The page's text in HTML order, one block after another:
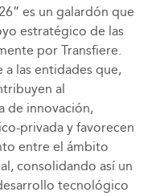
es un galardón que
estratégico de las
por Transfiere.
las entidades que,
al
de innovación,
privada y favorecen
entre el ámbito
consolidando así un
tecnológico